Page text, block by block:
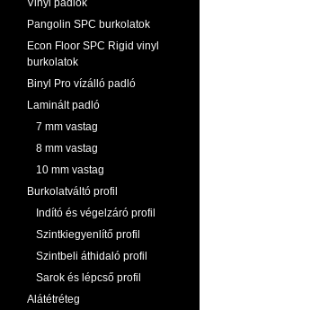
Vinyl padlók
Pangolin SPC burkolatok
Econ Floor SPC Rigid vinyl
burkolatok
Binyl Pro vízálló padló
Laminált padló
7 mm vastag
8 mm vastag
10 mm vastag
Burkolatváltó profil
Indító és végelzáró profil
Szintkiegyenlítő profil
Szintbeli áthidaló profil
Sarok és lépcső profil
Alátétréteg